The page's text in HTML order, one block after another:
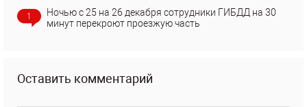
1
Ночью с 25 на 26 декабря сотрудники ГИБДД на 30
минут перекроют проезжую часть
Оставить комментарий